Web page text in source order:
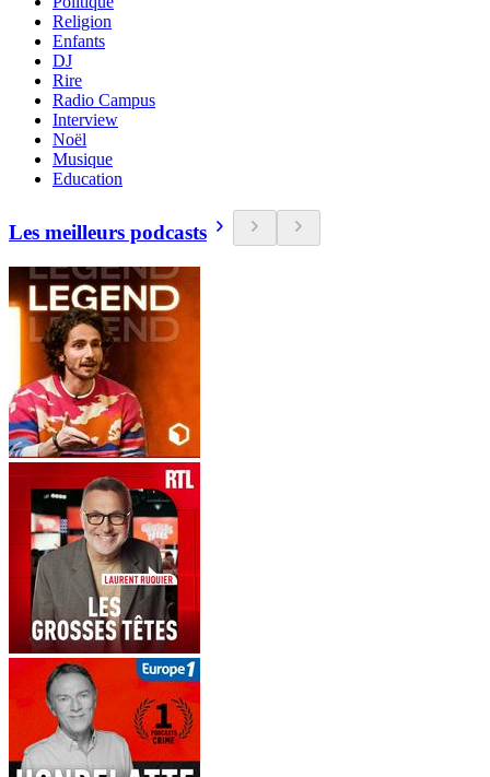
Religion
Enfants
DJ
Rire
Radio Campus
Interview
Noël
Musique
Education
Les meilleurs podcasts